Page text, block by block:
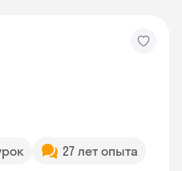
27 лет опыта